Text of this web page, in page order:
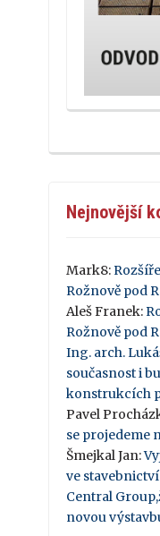
Nejnovější
Mark8:
Rožnově pod
Aleš Franek:
Rožnově pod
Ing. arch.
současnost i
konstrukcích
Pavel
se projedeme
Šmejkal Jan:
ve
Central
novou